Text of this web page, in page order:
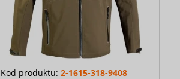
Kod produktu: 2-1615-318-9408